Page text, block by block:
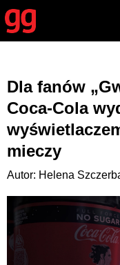
Dla fanów
Coca-Cola
mieczy
Autor: Helena